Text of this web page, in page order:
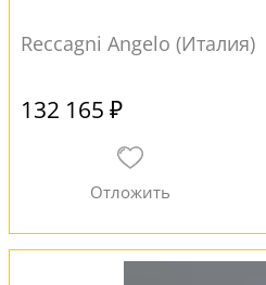
Reccagni Angelo (Италия)
132 165 ₽